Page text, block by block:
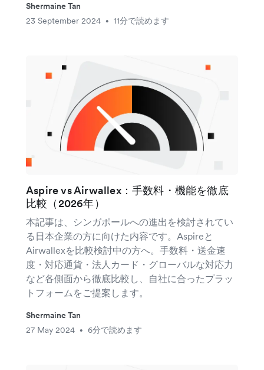
Shermaine Tan
23 September 2024
• 11分で読めます
Aspire vs Airwallex：手数料・機能を徹底
比較（2026年）
本記事は、シンガポールへの進出を検討されてい
る日本企業の方に向けた内容です。Aspireと
Airwallexを比較検討中の方へ。手数料・送金速
度・対応通貨・法人カード・グローバルな対応力
など各側面から徹底比較し、自社に合ったプラッ
トフォームをご提案します。
Shermaine Tan
27 May 2024
• 6分で読めます